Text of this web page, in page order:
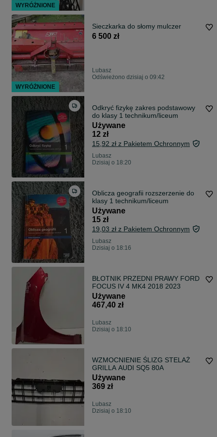
Sieczkarka do słomy mulczer
6 500 zł
Lubasz
Odświeżono dzisiaj o 09:42
Odkryć fizykę zakres podstawowy
do klasy 1 technikum/liceum
Używane
12 zł
15,92 zł z Pakietem Ochronnym
Lubasz
Dzisiaj o 18:20
Oblicza geografii rozszerzenie do
klasy 1 technikum/liceum
Używane
15 zł
19,03 zł z Pakietem Ochronnym
Lubasz
Dzisiaj o 18:16
BŁOTNIK PRZEDNI PRAWY FORD
FOCUS IV 4 MK4 2018 2023
Używane
467,40 zł
Lubasz
Dzisiaj o 18:10
WZMOCNIENIE ŚLIZG STELAŻ
GRILLA AUDI SQ5 80A
Używane
369 zł
Lubasz
Dzisiaj o 18:10
WYRÓŻNIONE
WYRÓŻNIONE